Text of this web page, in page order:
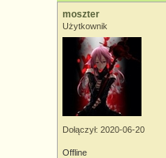
moszter
Użytkownik
Dołączył: 2020-06-20
Offline